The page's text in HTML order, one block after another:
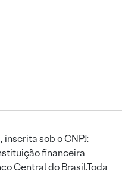
inscrita sob o CNPJ:
financeira
Central do Brasil.Toda